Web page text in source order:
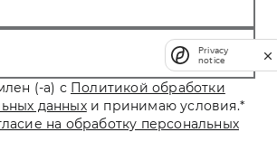
(-а) с Политикой обработки
данных и принимаю условия.*
на обработку персональных
Privacy
notice